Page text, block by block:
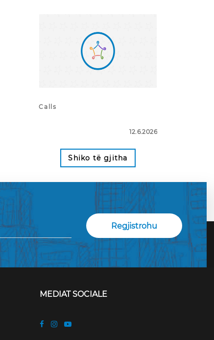
Calls
12.6.2026
Shiko të gjitha
MEDIAT SOCIALE